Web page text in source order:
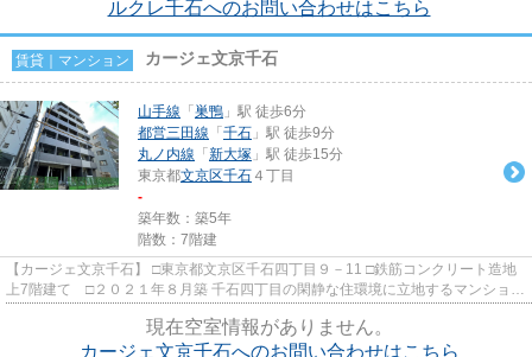
ルクレ千石へのお問い合わせはこちら
賃貸｜マンション カージェ文京千石
山手線 「 巣鴨 」駅 徒歩6分
都営三田線 「 千石 」駅 徒歩9分
丸ノ内線 「 新大塚 」駅 徒歩15分
東京都文京区千石 ４丁目
-
築年数：築5年
階数：7階建
【カージェ文京千石】 □東京都文京区千石四丁目９－11 □鉄筋コンクリート造地
上7階建て □２０２１年８月築 千石四丁目の閑静な住環境に立地するマンション
現在空室情報がありません。
カージェ文京千石へのお問い合わせはこちら